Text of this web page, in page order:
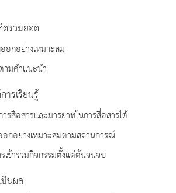
รวมยอด
กอย่างเหมาะสม
มคำแนะนำ
รเรียนรู้
รสื่อสารและมารยาทในการสื่อสารได้
กอย่างเหมาะสมตามสถานการณ์
เข้าร่วมกิจกรรมตั้งแต่ต้นจนจบ
นผล